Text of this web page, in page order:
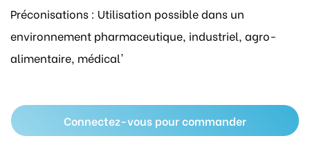
Préconisations : Utilisation possible dans un
environnement pharmaceutique, industriel, agro-
alimentaire, médical'
Connectez-vous pour commander